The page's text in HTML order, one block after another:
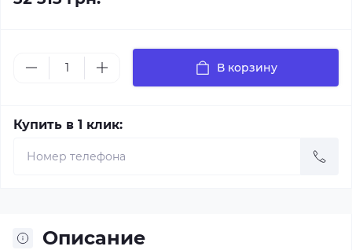
В корзину
Купить в 1 клик:
Описание